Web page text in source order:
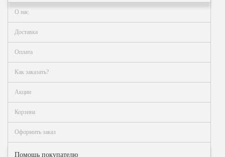
О нас
Доставка
Оплата
Как заказать?
Акции
Корзина
Оформить заказ
Помощь покупателю